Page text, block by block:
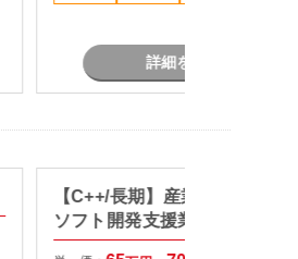
詳細を見る
【C++/長期】産業機器向け制御
ソフト開発支援業務